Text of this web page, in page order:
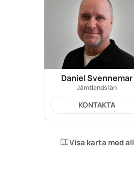
Visa karta med
Daniel Svennemar
Jämtlands län
KONTAKTA